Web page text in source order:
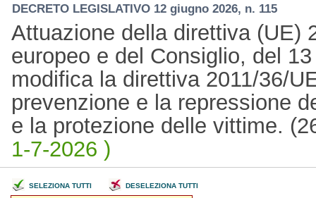
DECRETO LEGISLATIVO 12 giugno 2026, n. 115
Attuazione della direttiva (UE)
europeo e del Consiglio, del
modifica la direttiva 2011/36/
prevenzione e la repressione
e la protezione delle vittime.
1-7-2026 )
SELEZIONA TUTTI DESELEZIONA TUTTI